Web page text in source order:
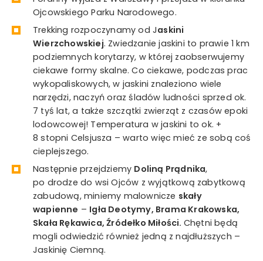
Ojcowskiego Parku Narodowego.
Trekking rozpoczynamy od Jaskini
Wierzchowskiej. Zwiedzanie jaskini to prawie 1 km
podziemnych korytarzy, w której zaobserwujemy
ciekawe formy skalne. Co ciekawe, podczas prac
wykopaliskowych, w jaskini znaleziono wiele
narzędzi, naczyń oraz śladów ludności sprzed ok.
7 tyś lat, a także szczątki zwierząt z czasów epoki
lodowcowej! Temperatura w jaskini to ok. +
8 stopni Celsjusza – warto więc mieć ze sobą coś
cieplejszego.
Następnie przejdziemy Doliną Prądnika,
po drodze do wsi Ojców z wyjątkową zabytkową
zabudową, miniemy malownicze skały
wapienne – Igła Deotymy, Brama Krakowska,
Skała Rękawica, Źródełko Miłości. Chętni będą
mogli odwiedzić również jedną z najdłuższych –
Jaskinię Ciemną.